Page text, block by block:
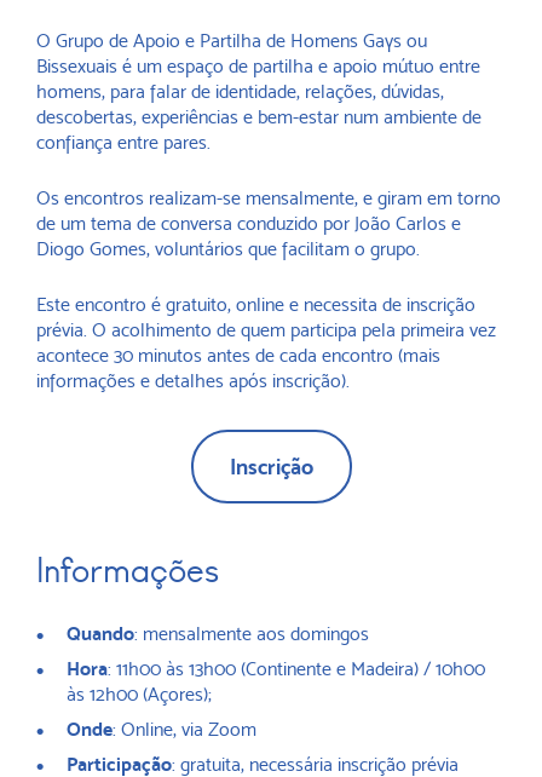
O Grupo de Apoio e Partilha de Homens Gays ou
Bissexuais é um espaço de partilha e apoio mútuo entre
homens, para falar de identidade, relações, dúvidas,
descobertas, experiências e bem-estar num ambiente de
confiança entre pares.
Os encontros realizam-se mensalmente, e giram em torno
de um tema de conversa conduzido por João Carlos e
Diogo Gomes, voluntários que facilitam o grupo.
Este encontro é gratuito, online e necessita de inscrição
prévia. O acolhimento de quem participa pela primeira vez
acontece 30 minutos antes de cada encontro (mais
informações e detalhes após inscrição).
Inscrição
Informações
Quando: mensalmente aos domingos
Hora: 11h00 às 13h00 (Continente e Madeira) / 10h00
às 12h00 (Açores);
Onde: Online, via Zoom
Participação: gratuita, necessária inscrição prévia